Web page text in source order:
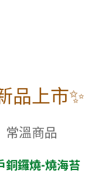
品上市✨
常溫商品
銅鑼燒-燒海苔